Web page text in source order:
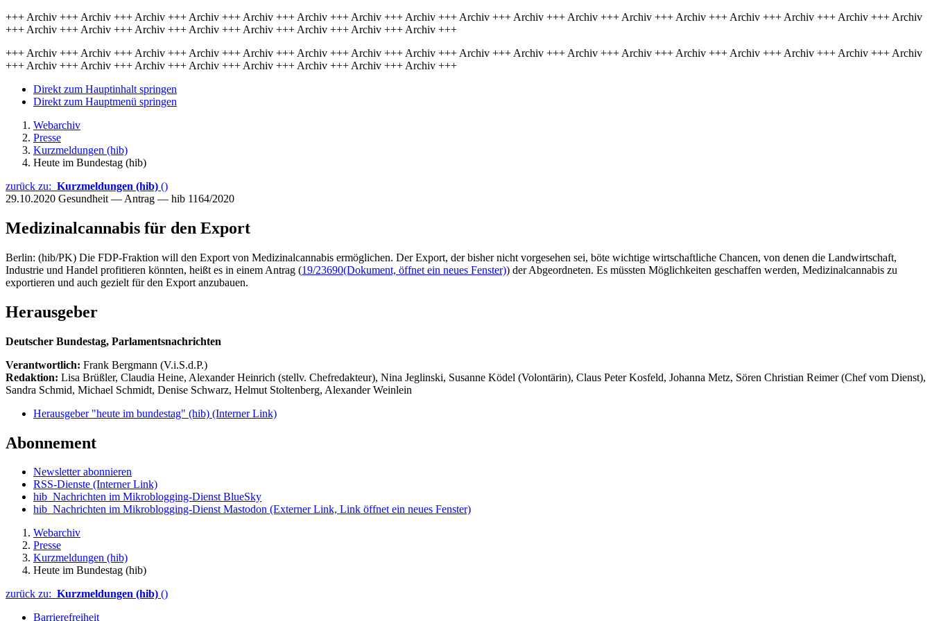
+++ Archiv +++ Archiv +++ Archiv +++ Archiv +++ Archiv +++ Archiv +++ Archiv +++ Archiv +++ Archiv +++ Archiv +++ Archiv +++ Archiv +++ Archiv +++ Archiv +++ Archiv +++ Archiv +++ Archiv
+++ Archiv +++ Archiv +++ Archiv +++ Archiv +++ Archiv +++ Archiv +++ Archiv +++ Archiv +++
+++ Archiv +++ Archiv +++ Archiv +++ Archiv +++ Archiv +++ Archiv +++ Archiv +++ Archiv +++ Archiv +++ Archiv +++ Archiv +++ Archiv +++ Archiv +++ Archiv +++ Archiv +++ Archiv +++ Archiv
+++ Archiv +++ Archiv +++ Archiv +++ Archiv +++ Archiv +++ Archiv +++ Archiv +++ Archiv +++
Direkt zum Hauptinhalt springen
Direkt zum Hauptmenü springen
Webarchiv
Presse
Kurzmeldungen (hib)
Heute im Bundestag (hib)
zurück zu: Kurzmeldungen (hib) ()
29.10.2020 Gesundheit — Antrag — hib 1164/2020
Medizinalcannabis für den Export
Berlin: (hib/PK) Die FDP-Fraktion will den Export von Medizinalcannabis ermöglichen. Der Export, der bisher nicht vorgesehen sei, böte wichtige wirtschaftliche Chancen, von denen die Landwirtschaft,
Industrie und Handel profitieren könnten, heißt es in einem Antrag (19/23690(Dokument, öffnet ein neues Fenster)) der Abgeordneten. Es müssten Möglichkeiten geschaffen werden, Medizinalcannabis zu
exportieren und auch gezielt für den Export anzubauen.
Herausgeber
Deutscher Bundestag, Parlamentsnachrichten
Verantwortlich: Frank Bergmann (V.i.S.d.P.)
Redaktion: Lisa Brüßler, Claudia Heine, Alexander Heinrich (stellv. Chefredakteur), Nina Jeglinski, Susanne Ködel (Volontärin), Claus Peter Kosfeld, Johanna Metz, Sören Christian Reimer (Chef vom Dienst),
Sandra Schmid, Michael Schmidt, Denise Schwarz, Helmut Stoltenberg, Alexander Weinlein
Herausgeber "heute im bundestag" (hib) (Interner Link)
Abonnement
Newsletter abonnieren
RSS-Dienste (Interner Link)
hib_Nachrichten im Mikroblogging-Dienst BlueSky
hib_Nachrichten im Mikroblogging-Dienst Mastodon (Externer Link, Link öffnet ein neues Fenster)
Webarchiv
Presse
Kurzmeldungen (hib)
Heute im Bundestag (hib)
zurück zu: Kurzmeldungen (hib) ()
Barrierefreiheit